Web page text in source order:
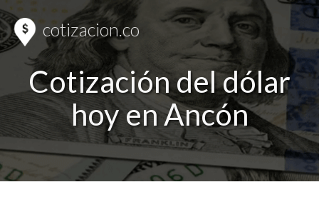
cotizacion.co
Cotización del dólar
hoy en Ancón